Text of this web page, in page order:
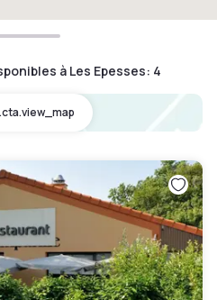
à Les Epesses: 4